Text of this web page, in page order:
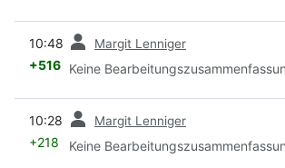
10:48 Margit Lenniger
+516 Keine
10:28 Margit Lenniger
+218 Keine